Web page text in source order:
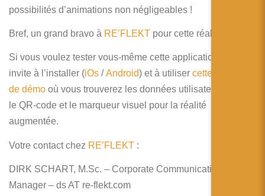
possibilités d’animations non négligeables !
Bref, un grand bravo à RE’FLEKT pour cette réalisation !
Si vous voulez tester vous-même cette application, je vous
invite à l’installer (iOs /Android) et à utiliser cette planche
de démo où vous trouverez les données utilisateurs dans
le QR-code et le marqueur visuel pour la réalité
augmentée.
Votre contact chez RE’FLEKT :
DIRK SCHART, M.Sc. – Corporate Communications
Manager – ds AT re-flekt.com